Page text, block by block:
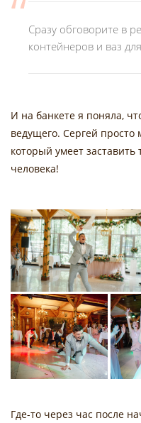
Сразу обговорите в
контейнеров и ваз
И на банкете я поняла,
ведущего. Сергей
который умеет
человека!
Где-то через час после